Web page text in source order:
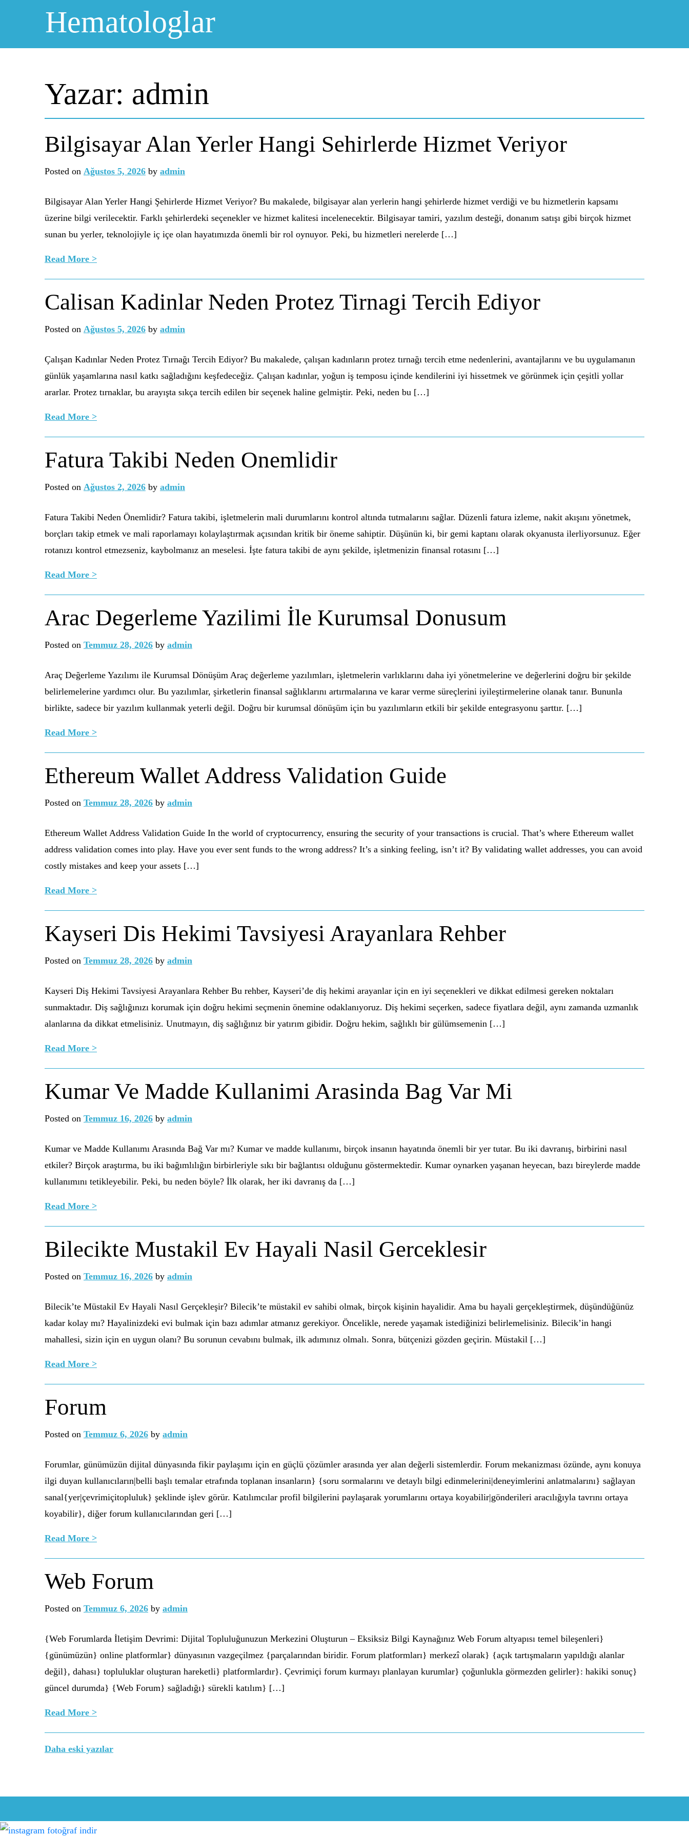
Hematologlar
Yazar: admin
Bilgisayar Alan Yerler Hangi Sehirlerde Hizmet Veriyor
Posted on Ağustos 5, 2026 by admin
Bilgisayar Alan Yerler Hangi Şehirlerde Hizmet Veriyor? Bu makalede, bilgisayar alan yerlerin hangi şehirlerde hizmet verdiği ve bu hizmetlerin kapsamı
üzerine bilgi verilecektir. Farklı şehirlerdeki seçenekler ve hizmet kalitesi incelenecektir. Bilgisayar tamiri, yazılım desteği, donanım satışı gibi birçok hizmet
sunan bu yerler, teknolojiyle iç içe olan hayatımızda önemli bir rol oynuyor. Peki, bu hizmetleri nerelerde […]
Read More >
Calisan Kadinlar Neden Protez Tirnagi Tercih Ediyor
Posted on Ağustos 5, 2026 by admin
Çalışan Kadınlar Neden Protez Tırnağı Tercih Ediyor? Bu makalede, çalışan kadınların protez tırnağı tercih etme nedenlerini, avantajlarını ve bu uygulamanın
günlük yaşamlarına nasıl katkı sağladığını keşfedeceğiz. Çalışan kadınlar, yoğun iş temposu içinde kendilerini iyi hissetmek ve görünmek için çeşitli yollar
ararlar. Protez tırnaklar, bu arayışta sıkça tercih edilen bir seçenek haline gelmiştir. Peki, neden bu […]
Read More >
Fatura Takibi Neden Onemlidir
Posted on Ağustos 2, 2026 by admin
Fatura Takibi Neden Önemlidir? Fatura takibi, işletmelerin mali durumlarını kontrol altında tutmalarını sağlar. Düzenli fatura izleme, nakit akışını yönetmek,
borçları takip etmek ve mali raporlamayı kolaylaştırmak açısından kritik bir öneme sahiptir. Düşünün ki, bir gemi kaptanı olarak okyanusta ilerliyorsunuz. Eğer
rotanızı kontrol etmezseniz, kaybolmanız an meselesi. İşte fatura takibi de aynı şekilde, işletmenizin finansal rotasını […]
Read More >
Arac Degerleme Yazilimi İle Kurumsal Donusum
Posted on Temmuz 28, 2026 by admin
Araç Değerleme Yazılımı ile Kurumsal Dönüşüm Araç değerleme yazılımları, işletmelerin varlıklarını daha iyi yönetmelerine ve değerlerini doğru bir şekilde
belirlemelerine yardımcı olur. Bu yazılımlar, şirketlerin finansal sağlıklarını artırmalarına ve karar verme süreçlerini iyileştirmelerine olanak tanır. Bununla
birlikte, sadece bir yazılım kullanmak yeterli değil. Doğru bir kurumsal dönüşüm için bu yazılımların etkili bir şekilde entegrasyonu şarttır. […]
Read More >
Ethereum Wallet Address Validation Guide
Posted on Temmuz 28, 2026 by admin
Ethereum Wallet Address Validation Guide In the world of cryptocurrency, ensuring the security of your transactions is crucial. That’s where Ethereum wallet
address validation comes into play. Have you ever sent funds to the wrong address? It’s a sinking feeling, isn’t it? By validating wallet addresses, you can avoid
costly mistakes and keep your assets […]
Read More >
Kayseri Dis Hekimi Tavsiyesi Arayanlara Rehber
Posted on Temmuz 28, 2026 by admin
Kayseri Diş Hekimi Tavsiyesi Arayanlara Rehber Bu rehber, Kayseri’de diş hekimi arayanlar için en iyi seçenekleri ve dikkat edilmesi gereken noktaları
sunmaktadır. Diş sağlığınızı korumak için doğru hekimi seçmenin önemine odaklanıyoruz. Diş hekimi seçerken, sadece fiyatlara değil, aynı zamanda uzmanlık
alanlarına da dikkat etmelisiniz. Unutmayın, diş sağlığınız bir yatırım gibidir. Doğru hekim, sağlıklı bir gülümsemenin […]
Read More >
Kumar Ve Madde Kullanimi Arasinda Bag Var Mi
Posted on Temmuz 16, 2026 by admin
Kumar ve Madde Kullanımı Arasında Bağ Var mı? Kumar ve madde kullanımı, birçok insanın hayatında önemli bir yer tutar. Bu iki davranış, birbirini nasıl
etkiler? Birçok araştırma, bu iki bağımlılığın birbirleriyle sıkı bir bağlantısı olduğunu göstermektedir. Kumar oynarken yaşanan heyecan, bazı bireylerde madde
kullanımını tetikleyebilir. Peki, bu neden böyle? İlk olarak, her iki davranış da […]
Read More >
Bilecikte Mustakil Ev Hayali Nasil Gerceklesir
Posted on Temmuz 16, 2026 by admin
Bilecik’te Müstakil Ev Hayali Nasıl Gerçekleşir? Bilecik’te müstakil ev sahibi olmak, birçok kişinin hayalidir. Ama bu hayali gerçekleştirmek, düşündüğünüz
kadar kolay mı? Hayalinizdeki evi bulmak için bazı adımlar atmanız gerekiyor. Öncelikle, nerede yaşamak istediğinizi belirlemelisiniz. Bilecik’in hangi
mahallesi, sizin için en uygun olanı? Bu sorunun cevabını bulmak, ilk adımınız olmalı. Sonra, bütçenizi gözden geçirin. Müstakil […]
Read More >
Forum
Posted on Temmuz 6, 2026 by admin
Forumlar, günümüzün dijital dünyasında fikir paylaşımı için en güçlü çözümler arasında yer alan değerli sistemlerdir. Forum mekanizması özünde, aynı konuya
ilgi duyan kullanıcıların|belli başlı temalar etrafında toplanan insanların} {soru sormalarını ve detaylı bilgi edinmelerini|deneyimlerini anlatmalarını} sağlayan
sanal{yer|çevrimiçitopluluk} şeklinde işlev görür. Katılımcılar profil bilgilerini paylaşarak yorumlarını ortaya koyabilir|gönderileri aracılığıyla tavrını ortaya
koyabilir}, diğer forum kullanıcılarından geri […]
Read More >
Web Forum
Posted on Temmuz 6, 2026 by admin
{Web Forumlarda İletişim Devrimi: Dijital Topluluğunuzun Merkezini Oluşturun – Eksiksiz Bilgi Kaynağınız Web Forum altyapısı temel bileşenleri}
{günümüzün} online platformlar} dünyasının vazgeçilmez {parçalarından biridir. Forum platformları} merkezî olarak} {açık tartışmaların yapıldığı alanlar
değil}, dahası} topluluklar oluşturan hareketli} platformlardır}. Çevrimiçi forum kurmayı planlayan kurumlar} çoğunlukla görmezden gelirler}: hakiki sonuç}
güncel durumda} {Web Forum} sağladığı} sürekli katılım} […]
Read More >
Yazı
Daha eski yazılar